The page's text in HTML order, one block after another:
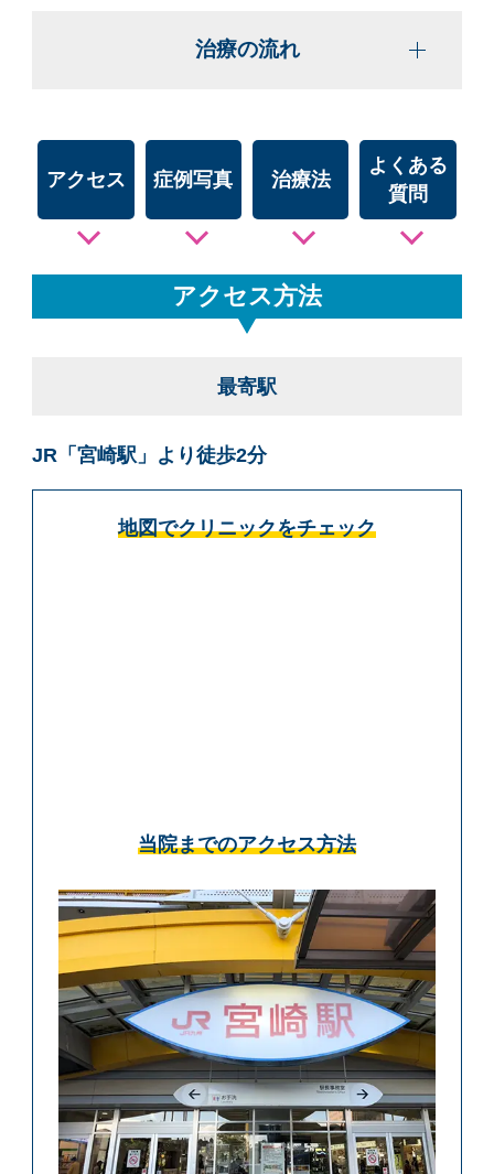
治療の流れ
アクセス 症例写真 治療法
よくある
質問
アクセス方法
最寄駅
JR「宮崎駅」より徒歩2分
地図でクリニックをチェック
当院までのアクセス方法